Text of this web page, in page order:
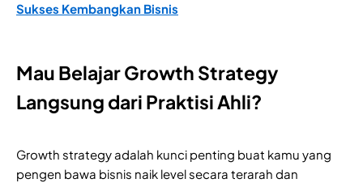
Sukses Kembangkan Bisnis
Mau Belajar Growth Strategy
Langsung dari Praktisi Ahli?
Growth strategy adalah kunci penting buat kamu yang
pengen bawa bisnis naik level secara terarah dan